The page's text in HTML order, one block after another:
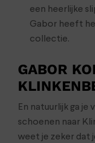
een heerlijke
Gabor heeft
collectie.
GABOR
En natuurlijk ga je
schoenen naar
weet je zeker dat